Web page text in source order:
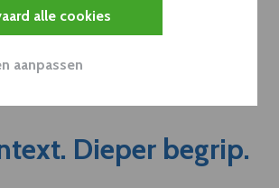
alle cookies
aanpassen
Dieper begrip.